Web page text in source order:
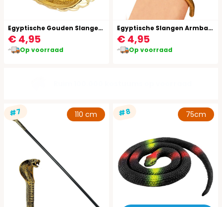
Egyptische Gouden Slangen Ring met Edelsteen
€ 4,95
Op voorraad
Egyptische Slangen Armband Buigbaar
€ 4,95
Op voorraad
#7 110 cm #8 75cm